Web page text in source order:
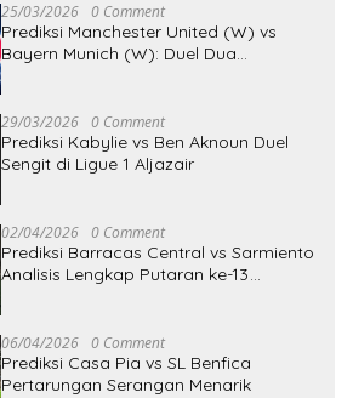
25/03/2026 0 Comment
Prediksi Manchester United (W) vs
Bayern Munich (W): Duel Dua
29/03/2026 0 Comment
Prediksi Kabylie vs Ben Aknoun Duel
Sengit di Ligue 1 Aljazair
02/04/2026 0 Comment
Prediksi Barracas Central vs Sarmiento
Analisis Lengkap Putaran ke-13
06/04/2026 0 Comment
Prediksi Casa Pia vs SL Benfica
Pertarungan Serangan Menarik